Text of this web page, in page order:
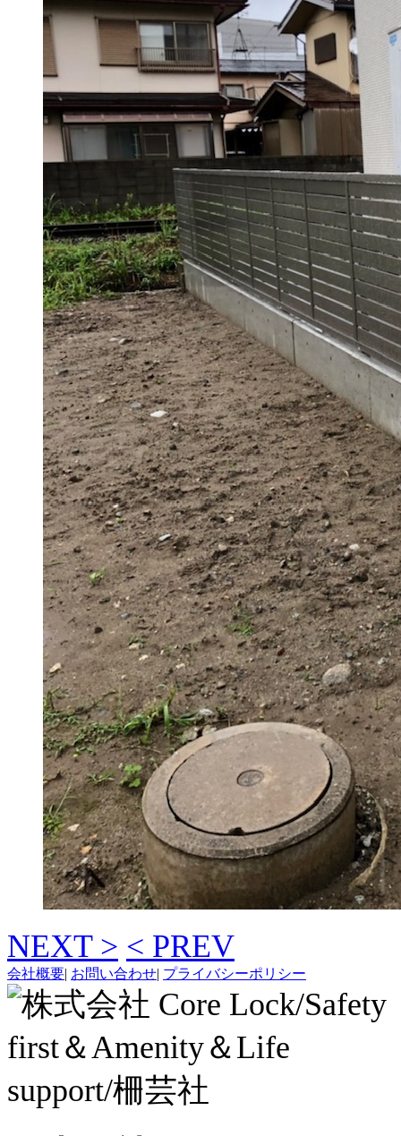
NEXT > < PREV
会社概要| お問い合わせ| プライバシーポリシー